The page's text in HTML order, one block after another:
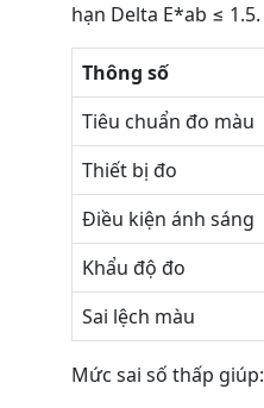
hạn Delta E*ab ≤ 1.5.
Thông số
Tiêu chuẩn đo màu
Thiết bị đo
Điều kiện ánh sáng
Khẩu độ đo
Sai lệch màu
Mức sai số thấp giúp: